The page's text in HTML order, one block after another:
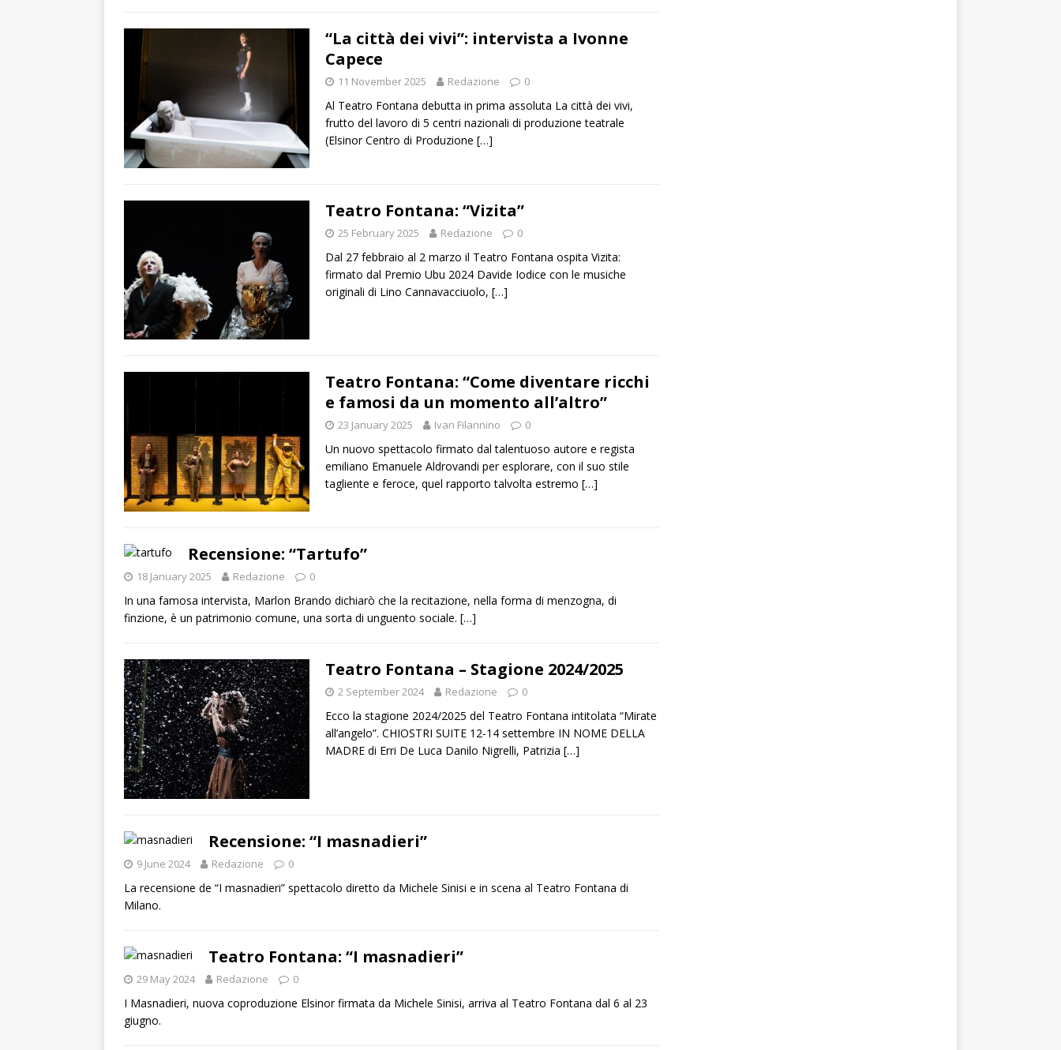
“La città dei vivi”: intervista a Ivonne
Capece
11 November 2025 Redazione 0
Al Teatro Fontana debutta in prima assoluta La città dei vivi,
frutto del lavoro di 5 centri nazionali di produzione teatrale
(Elsinor Centro di Produzione […]
Teatro Fontana: “Vizita”
25 February 2025 Redazione 0
Dal 27 febbraio al 2 marzo il Teatro Fontana ospita Vizita:
firmato dal Premio Ubu 2024 Davide Iodice con le musiche
originali di Lino Cannavacciuolo, […]
Teatro Fontana: “Come diventare ricchi
e famosi da un momento all’altro”
23 January 2025 Ivan Filannino 0
Un nuovo spettacolo firmato dal talentuoso autore e regista
emiliano Emanuele Aldrovandi per esplorare, con il suo stile
tagliente e feroce, quel rapporto talvolta estremo […]
Recensione: “Tartufo”
18 January 2025 Redazione 0
In una famosa intervista, Marlon Brando dichiarò che la recitazione, nella forma di menzogna, di
finzione, è un patrimonio comune, una sorta di unguento sociale. […]
Teatro Fontana – Stagione 2024/2025
2 September 2024 Redazione 0
Ecco la stagione 2024/2025 del Teatro Fontana intitolata “Mirate
all’angelo”. CHIOSTRI SUITE 12-14 settembre IN NOME DELLA
MADRE di Erri De Luca Danilo Nigrelli, Patrizia […]
Recensione: “I masnadieri”
9 June 2024 Redazione 0
La recensione de “I masnadieri” spettacolo diretto da Michele Sinisi e in scena al Teatro Fontana di
Milano.
Teatro Fontana: “I masnadieri”
29 May 2024 Redazione 0
I Masnadieri, nuova coproduzione Elsinor firmata da Michele Sinisi, arriva al Teatro Fontana dal 6 al 23
giugno.